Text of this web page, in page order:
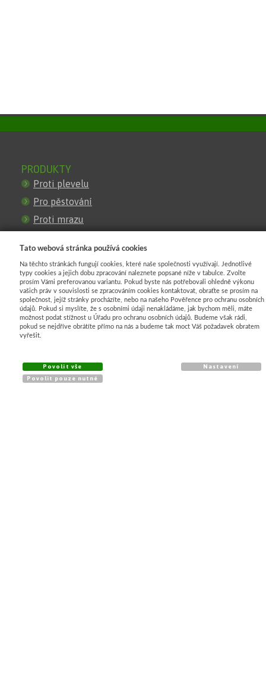
PRODUKTY
Proti plevelu
Pro pěstování
Proti mrazu
Proti erozi
Pro oploceni
Obrubniky
KATALOG
Geotextilie
Tato webová stránka používá cookies
Na těchto stránkách fungují cookies, které naše společnosti využívají. Jednotlivé
typy cookies a jejich dobu zpracování naleznete popsané níže v tabulce. Zvolte
prosím Vámi preferovanou variantu. Pokud byste nás potřebovali ohledně výkonu
vašich práv v souvislosti se zpracováním cookies kontaktovat, obraťte se prosím na
společnost, jejíž stránky procházíte, nebo na našeho Pověřence pro ochranu osobních
údajů. Pokud si myslíte, že s osobními údaji nenakládáme, jak bychom měli, máte
možnost podat stížnost u Úřadu pro ochranu osobních údajů. Budeme však rádi,
pokud se nejdříve obrátíte přímo na nás a budeme tak moct Váš požadavek obratem
vyřešit.
Povolit vše
Povolit pouze nutné
Nastavení